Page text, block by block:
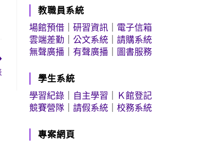
教職員系統
場館預借 ｜研習資訊
電子信箱
雲端差勤 ｜公文系統 ｜請購系統
無聲廣播
有聲廣播 圖書服務
學生系統
學習紀錄
自主學習
Ｋ館登記
競賽營隊 ｜請假系統 ｜校務系統
專案網頁